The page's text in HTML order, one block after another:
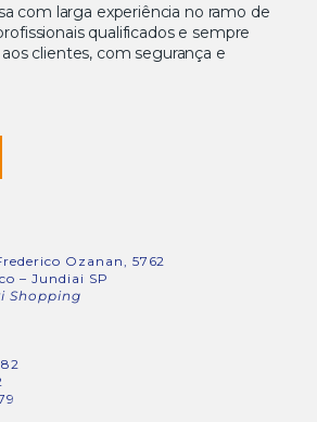
com larga experiência no ramo de
qualificados e sempre
clientes, com segurança e
Ozanan, 5762
– Jundiai SP
Shopping